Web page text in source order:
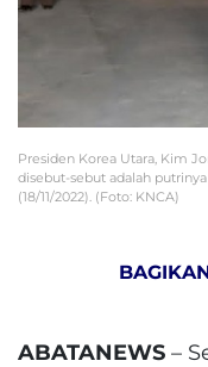
Presiden Korea Utara, Kim
disebut-sebut adalah
(18/11/2022). (Foto: KNCA)
ABATANEWS –